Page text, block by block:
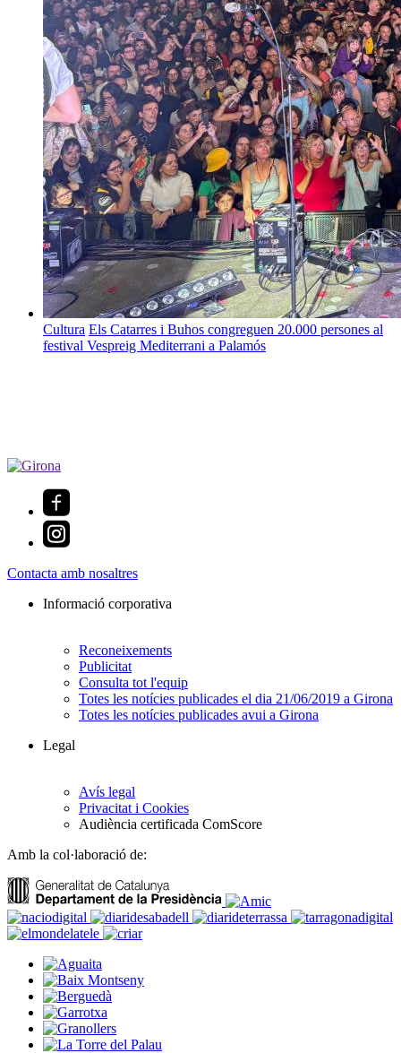
Cultura Els Catarres i Buhos congreguen 20.000 persones al
festival Vespreig Mediterrani a Palamós
Contacta amb nosaltres
Informació corporativa
Reconeixements
Publicitat
Consulta tot l'equip
Totes les notícies publicades el dia 21/06/2019 a Girona
Totes les notícies publicades avui a Girona
Legal
Avís legal
Privacitat i Cookies
Audiència certificada ComScore
Amb la col·laboració de: